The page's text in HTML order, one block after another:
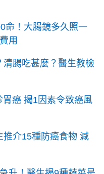
命！大腸鏡多久照一
用
腸吃甚麼？醫生教檢
癌 揭1因素令致癌風
介15種防癌食物 減